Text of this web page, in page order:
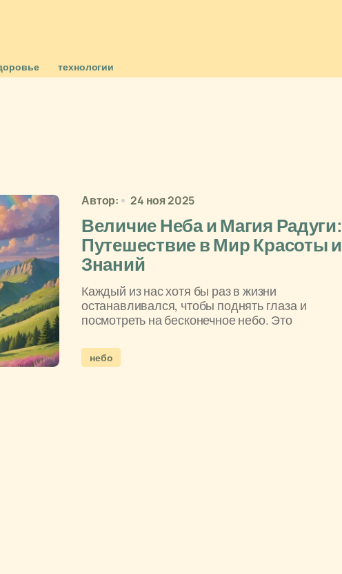
технологии
Автор: 24 ноя 2025
Величие Неба и Магия Радуги:
Путешествие в Мир Красоты и
Знаний
Каждый из нас хотя бы раз в жизни
останавливался, чтобы поднять глаза и
посмотреть на бесконечное небо. Это
небо